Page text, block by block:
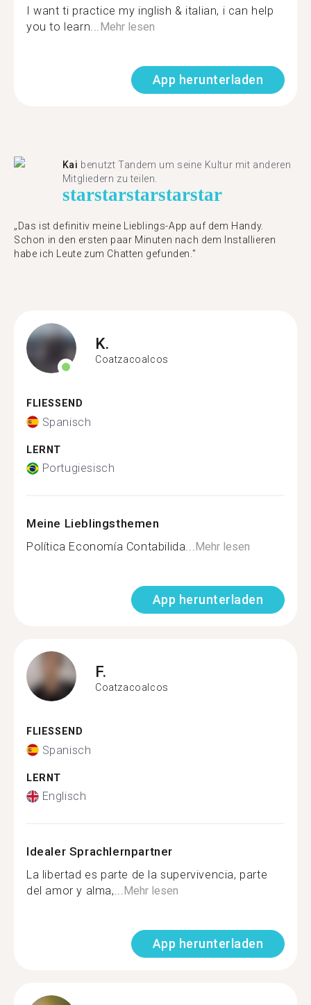
I want ti practice my inglish & italian, i can help
you to learn...Mehr lesen
App herunterladen
Kai benutzt Tandem um seine Kultur mit anderen
Mitgliedern zu teilen.
starstarstarstarstar
„Das ist definitiv meine Lieblings-App auf dem Handy.
Schon in den ersten paar Minuten nach dem Installieren
habe ich Leute zum Chatten gefunden."
K.
Coatzacoalcos
FLIESSEND
Spanisch
LERNT
Portugiesisch
Meine Lieblingsthemen
Política Economía Contabilida...Mehr lesen
App herunterladen
F.
Coatzacoalcos
FLIESSEND
Spanisch
LERNT
Englisch
Idealer Sprachlernpartner
La libertad es parte de la supervivencia, parte
del amor y alma,...Mehr lesen
App herunterladen